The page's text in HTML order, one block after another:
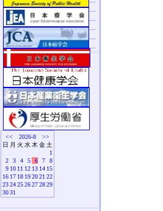
<< 2026-8
>>
日 月 火 水 木 金 土
1
2
3 4 5 6 7
8
9 10 11 12 13 14 15
16 17 18 19 20 21 22
23 24 25 26 27 28 29
30 31